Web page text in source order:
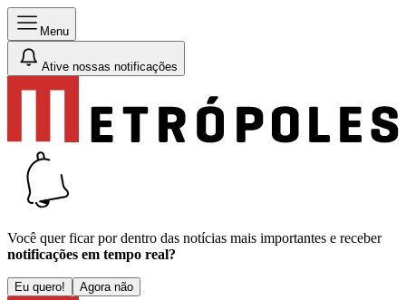
Menu
Ative nossas notificações
Você quer ficar por dentro das notícias mais importantes e receber
notificações em tempo real?
Eu quero! Agora não